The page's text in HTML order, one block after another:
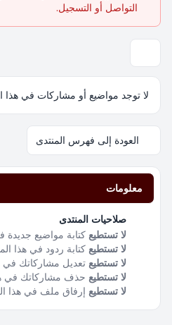
التواصل أو التسجيل.
لا توجد مواضيع أو مشاركات في هذا
العودة إلى فهرس المنتدى
معلومات
صلاحيات المنتدى
لا تستطيع كتابة مواضيع جديدة
لا تستطيع كتابة ردود في هذا
لا تستطيع تعديل مشاركاتك في
لا تستطيع حذف مشاركاتك في
لا تستطيع إرفاق ملف في هذا